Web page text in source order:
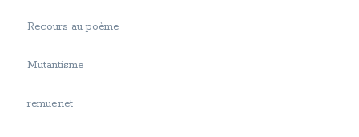
Recours au poème
Mutantisme
remue.net